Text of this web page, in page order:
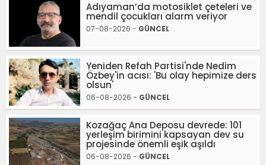
Adıyaman’da motosiklet çeteleri ve
mendil çocukları alarm veriyor
07-08-2026 - GÜNCEL
Yeniden Refah Partisi'nde Nedim
Özbey'in acısı: 'Bu olay hepimize ders
olsun'
06-08-2026 - GÜNCEL
Kozağaç Ana Deposu devrede: 101
yerleşim birimini kapsayan dev su
projesinde önemli eşik aşıldı
06-08-2026 - GÜNCEL